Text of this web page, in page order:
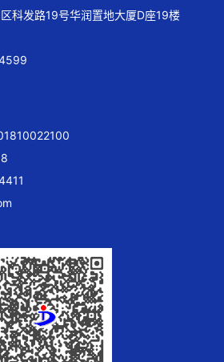
科发路19号华润置地大厦D座19楼